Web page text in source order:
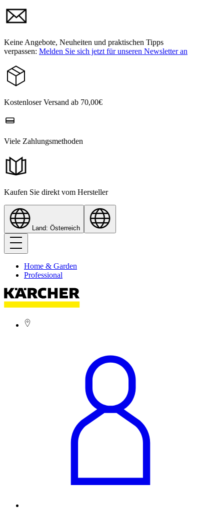
Keine Angebote, Neuheiten und praktischen Tipps
verpassen: Melden Sie sich jetzt für unseren Newsletter an
Kostenloser Versand ab 70,00€
Viele Zahlungsmethoden
Kaufen Sie direkt vom Hersteller
Land: Österreich
Home & Garden
Professional